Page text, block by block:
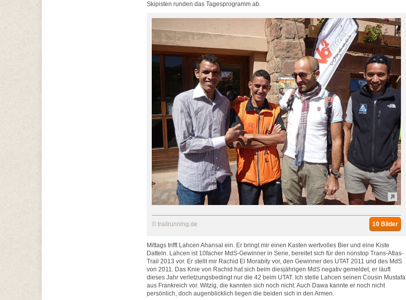
Skipisten runden das Tagesprogramm ab.
© trailrunning.de 10 Bilder
Mittags trifft Lahcen Ahansal ein. Er bringt mir einen Kasten wertvolles Bier und eine Kiste
Datteln. Lahcen ist 10facher MdS-Gewinner in Serie, bereitet sich für den nonstop Trans-Atlas-
Trail 2013 vor. Er stellt mir Rachid El Morabity vor, den Gewinner des UTAT 2011 und des MdS
von 2011. Das Knie von Rachid hat sich beim diesjährigen MdS negativ gemeldet, er läuft
dieses Jahr verletzungsbedingt nur die 42 beim UTAT. Ich stelle Lahcen seinen Cousin Mustafa
aus Frankreich vor. Witzig, die kannten sich noch nicht. Auch Dawa kannte er noch nicht
persönlich, doch augenblicklich liegen die beiden sich in den Armen.